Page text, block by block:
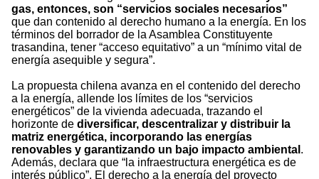
gas, entonces, son “servicios sociales necesarios”
que dan contenido al derecho humano a la energía. En los
términos del borrador de la Asamblea Constituyente
trasandina, tener “acceso equitativo” a un “mínimo vital de
energía asequible y segura”.
La propuesta chilena avanza en el contenido del derecho
a la energía, allende los límites de los “servicios
energéticos” de la vivienda adecuada, trazando el
horizonte de diversificar, descentralizar y distribuir la
matriz energética, incorporando las energías
renovables y garantizando un bajo impacto ambiental .
Además, declara que “la infraestructura energética es de
interés público”. El derecho a la energía del proyecto